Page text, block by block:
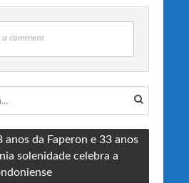
a comment
anos da Faperon e 33 anos
solenidade celebra a